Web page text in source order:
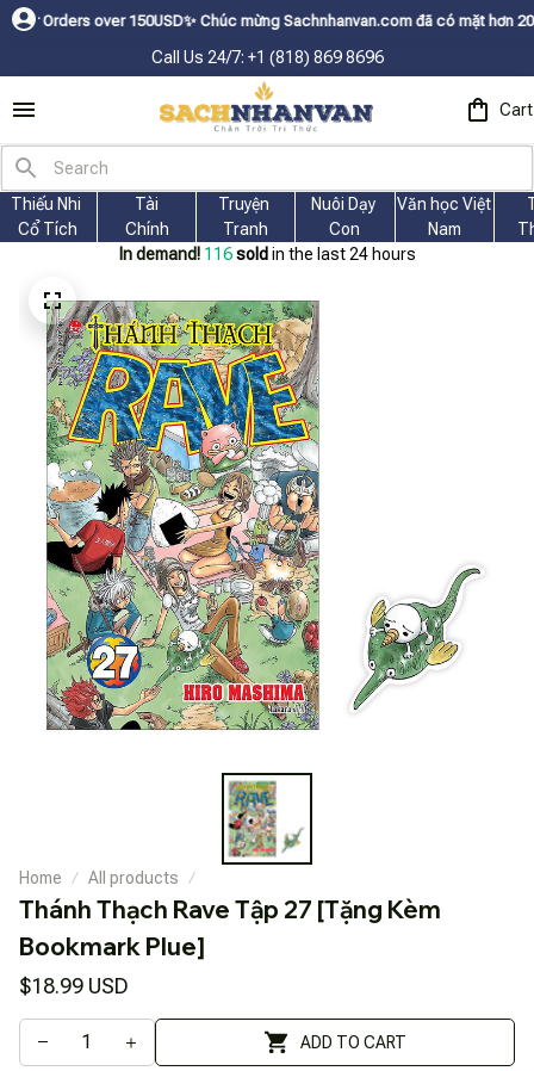
ㅤ✨Chúc mừng Sachnhanvan.com đã có mặt hơn 200 quốc gia như
Call Us 24/7: +1 (818) 869 8696
Cart
Thiếu Nhi
Cổ Tích
Tài
Chính
Truyện
Tranh
Nuôi Dạy
Con
Văn học Việt
Nam
In demand! 118 sold in the last 24 hours
Home All products
Thánh Thạch Rave Tập 27 [Tặng Kèm
Bookmark Plue]
$18.99 USD
ADD TO CART